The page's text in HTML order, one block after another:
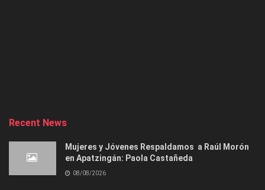
Recent News
Mujeres y Jóvenes Respaldamos a Raúl Morón
en Apatzingán: Paola Castañeda
08/08/2026